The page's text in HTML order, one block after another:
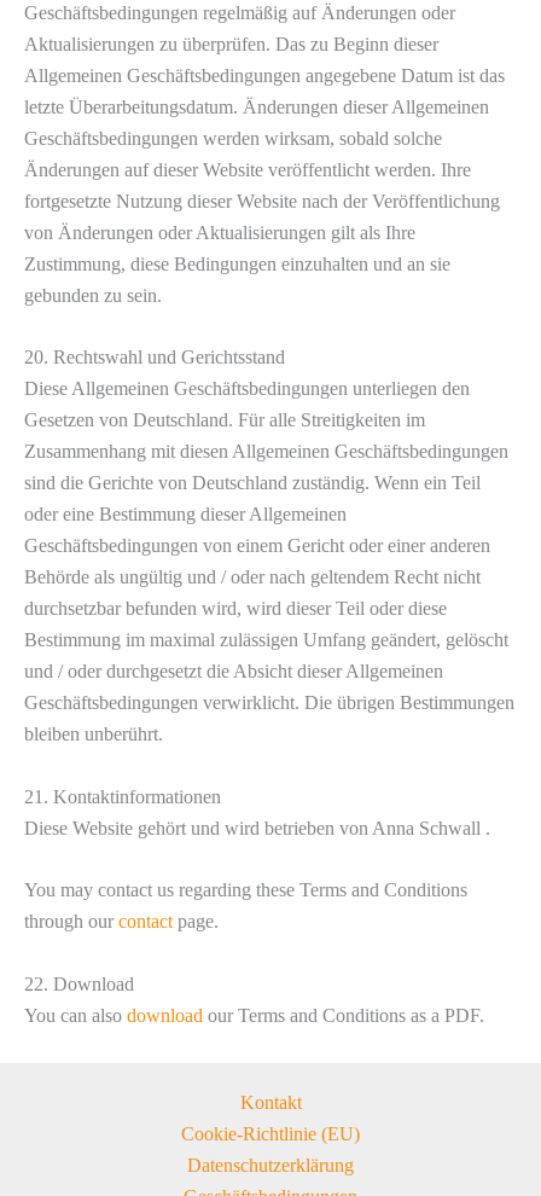
Geschäftsbedingungen regelmäßig auf Änderungen oder
Aktualisierungen zu überprüfen. Das zu Beginn dieser
Allgemeinen Geschäftsbedingungen angegebene Datum ist das
letzte Überarbeitungsdatum. Änderungen dieser Allgemeinen
Geschäftsbedingungen werden wirksam, sobald solche
Änderungen auf dieser Website veröffentlicht werden. Ihre
fortgesetzte Nutzung dieser Website nach der Veröffentlichung
von Änderungen oder Aktualisierungen gilt als Ihre
Zustimmung, diese Bedingungen einzuhalten und an sie
gebunden zu sein.
20. Rechtswahl und Gerichtsstand
Diese Allgemeinen Geschäftsbedingungen unterliegen den
Gesetzen von Deutschland. Für alle Streitigkeiten im
Zusammenhang mit diesen Allgemeinen Geschäftsbedingungen
sind die Gerichte von Deutschland zuständig. Wenn ein Teil
oder eine Bestimmung dieser Allgemeinen
Geschäftsbedingungen von einem Gericht oder einer anderen
Behörde als ungültig und / oder nach geltendem Recht nicht
durchsetzbar befunden wird, wird dieser Teil oder diese
Bestimmung im maximal zulässigen Umfang geändert, gelöscht
und / oder durchgesetzt die Absicht dieser Allgemeinen
Geschäftsbedingungen verwirklicht. Die übrigen Bestimmungen
bleiben unberührt.
21. Kontaktinformationen
Diese Website gehört und wird betrieben von Anna Schwall .
You may contact us regarding these Terms and Conditions
through our contactpage.
22. Download
You can also download our Terms and Conditions as a PDF.
Kontakt
Cookie-Richtlinie (EU)
Datenschutzerklärung